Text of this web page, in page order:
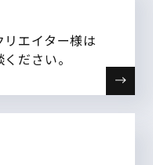
エイター様は
ださい。